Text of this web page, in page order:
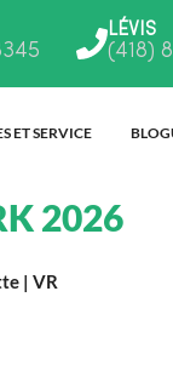
LÉVIS
(418)
ET SERVICE
2026
| VR